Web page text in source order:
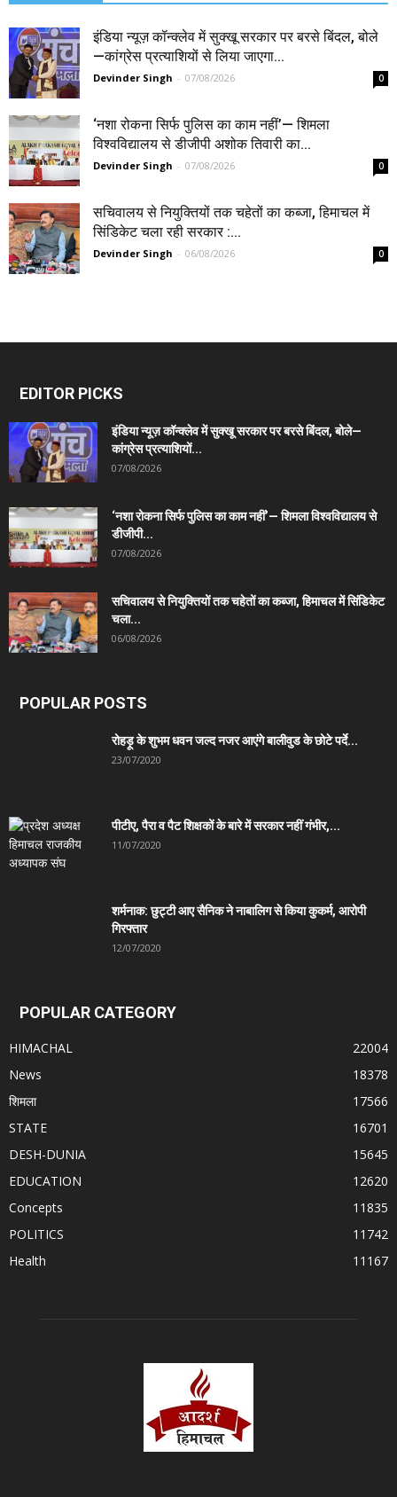
इंडिया न्यूज़ कॉन्क्लेव में सुक्खू सरकार पर बरसे बिंदल, बोले
—कांग्रेस प्रत्याशियों से लिया जाएगा...
Devinder Singh - 07/08/2026 0
‘नशा रोकना सिर्फ पुलिस का काम नहीं’— शिमला
विश्वविद्यालय से डीजीपी अशोक तिवारी का...
Devinder Singh - 07/08/2026 0
सचिवालय से नियुक्तियों तक चहेतों का कब्जा, हिमाचल में
सिंडिकेट चला रही सरकार :...
Devinder Singh - 06/08/2026 0
EDITOR PICKS
इंडिया न्यूज़ कॉन्क्लेव में सुक्खू सरकार पर बरसे बिंदल, बोले—
कांग्रेस प्रत्याशियों...
07/08/2026
‘नशा रोकना सिर्फ पुलिस का काम नहीं’— शिमला विश्वविद्यालय से
डीजीपी...
07/08/2026
सचिवालय से नियुक्तियों तक चहेतों का कब्जा, हिमाचल में सिंडिकेट
चला...
06/08/2026
POPULAR POSTS
रोहड़ू के शुभम धवन जल्द नजर आएंगे बालीवुड के छोटे पर्दे...
23/07/2020
पीटीए, पैरा व पैट शिक्षकों के बारे में सरकार नहीं गंभीर,...
11/07/2020
शर्मनाक: छुट्टी आए सैनिक ने नाबालिग से किया कुकर्म, आरोपी
गिरफ्तार
12/07/2020
POPULAR CATEGORY
HIMACHAL
22004
News
18378
शिमला
17566
STATE
16701
DESH-DUNIA
15645
EDUCATION
12620
Concepts
11835
POLITICS
11742
Health
11167